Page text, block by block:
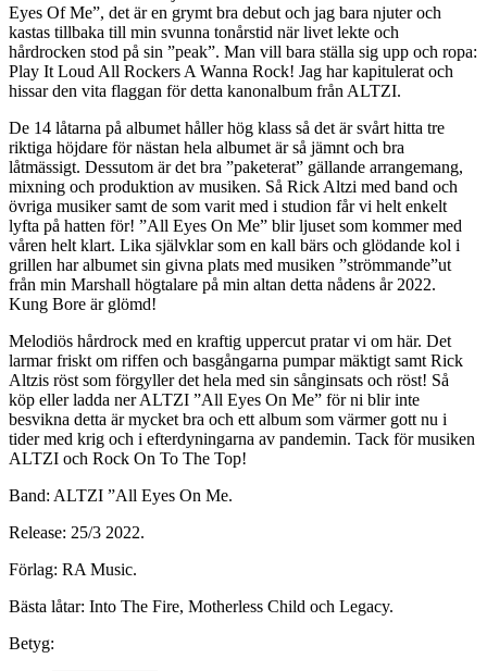
Eyes Of Me”, det är en grymt bra debut och jag bara njuter och
kastas tillbaka till min svunna tonårstid när livet lekte och
hårdrocken stod på sin ”peak”. Man vill bara ställa sig upp och ropa:
Play It Loud All Rockers A Wanna Rock! Jag har kapitulerat och
hissar den vita flaggan för detta kanonalbum från ALTZI.
De 14 låtarna på albumet håller hög klass så det är svårt hitta tre
riktiga höjdare för nästan hela albumet är så jämnt och bra
låtmässigt. Dessutom är det bra ”paketerat” gällande arrangemang,
mixning och produktion av musiken. Så Rick Altzi med band och
övriga musiker samt de som varit med i studion får vi helt enkelt
lyfta på hatten för! ”All Eyes On Me” blir ljuset som kommer med
våren helt klart. Lika självklar som en kall bärs och glödande kol i
grillen har albumet sin givna plats med musiken ”strömmande”ut
från min Marshall högtalare på min altan detta nådens år 2022.
Kung Bore är glömd!
Melodiös hårdrock med en kraftig uppercut pratar vi om här. Det
larmar friskt om riffen och basgångarna pumpar mäktigt samt Rick
Altzis röst som förgyller det hela med sin sånginsats och röst! Så
köp eller ladda ner ALTZI ”All Eyes On Me” för ni blir inte
besvikna detta är mycket bra och ett album som värmer gott nu i
tider med krig och i efterdyningarna av pandemin. Tack för musiken
ALTZI och Rock On To The Top!
Band: ALTZI ”All Eyes On Me.
Release: 25/3 2022.
Förlag: RA Music.
Bästa låtar: Into The Fire, Motherless Child och Legacy.
Betyg: